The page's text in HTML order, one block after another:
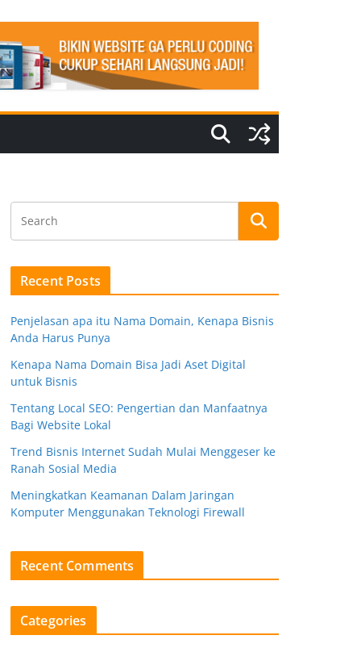
Recent Posts
Penjelasan apa itu Nama Domain, Kenapa Bisnis
Anda Harus Punya
Kenapa Nama Domain Bisa Jadi Aset Digital
untuk Bisnis
Tentang Local SEO: Pengertian dan Manfaatnya
Bagi Website Lokal
Trend Bisnis Internet Sudah Mulai Menggeser ke
Ranah Sosial Media
Meningkatkan Keamanan Dalam Jaringan
Komputer Menggunakan Teknologi Firewall
Recent Comments
Categories